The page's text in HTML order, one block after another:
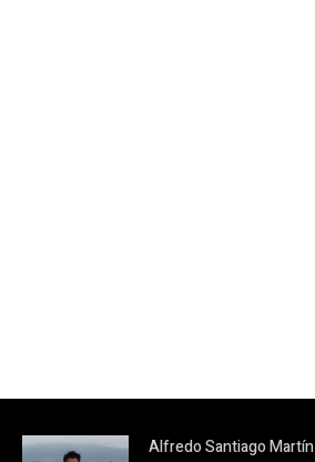
Alfredo Santiago Martín